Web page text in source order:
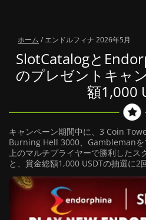
ホーム / エンドルフィナ 2026年5月
SlotCatalogと
のプレゼントキャ
額1,000
キャンペーン期間中に、3 Coin
Burning Hell 3000、Gamblemanを
上のマルチプライヤーで勝利したス
と、賞金総額1,000 USDTの抽選に2